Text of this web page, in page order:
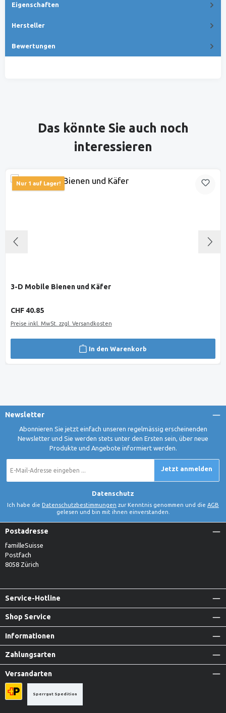
Eigenschaften
Hersteller
Bewertungen
Produktgalerie überspringen
Das könnte Sie auch noch
interessieren
Nur 1 auf Lager!
3-D Mobile Bienen und Käfer
Regulärer Preis:
CHF 40.85
Preise inkl. MwSt. zzgl. Versandkosten
In den Warenkorb
Newsletter
Abonnieren Sie jetzt einfach unseren regelmässig erscheinenden
Newsletter und Sie werden stets unter den Ersten sein, über neue
Produkte und Angebote informiert werden.
Mail-
Jetzt anmelden
Datenschutz
Ich habe die Datenschutzbestimmungen zur Kenntnis genommen und die AGB
gelesen und bin mit ihnen einverstanden.
Postadresse
familleSuisse
Postfach
8058 Zürich
Service-Hotline
Shop Service
Informationen
Zahlungsarten
Versandarten
Priority A-Post
Sperrgut Spedition